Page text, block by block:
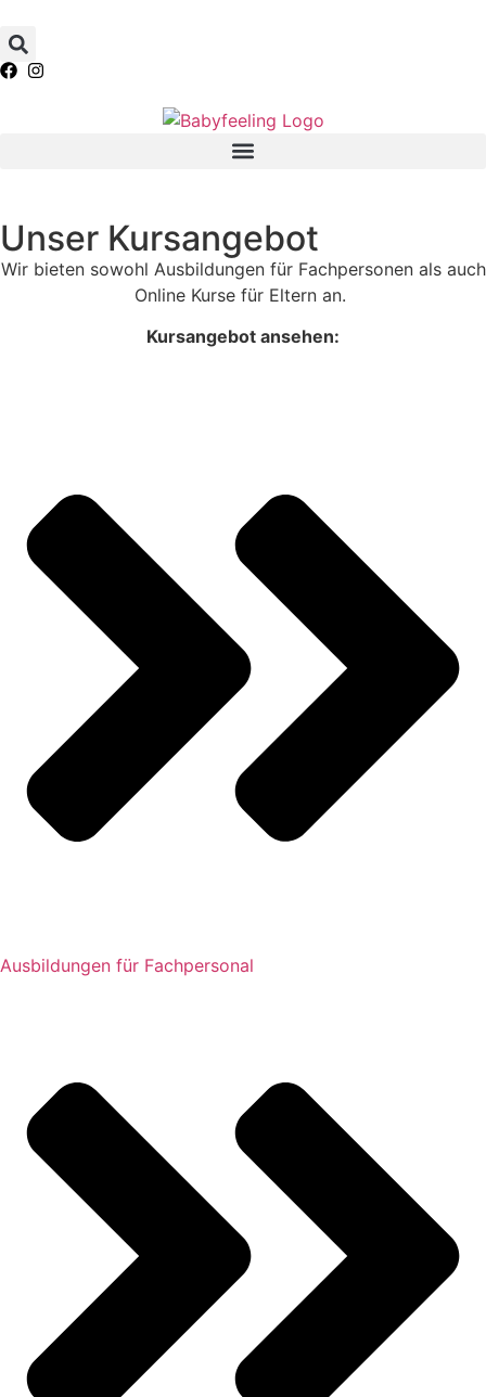
Unser Kursangebot
Wir bieten sowohl Ausbildungen für Fachpersonen als auch
Online Kurse für Eltern an.
Kursangebot ansehen:
Ausbildungen für Fachpersonal